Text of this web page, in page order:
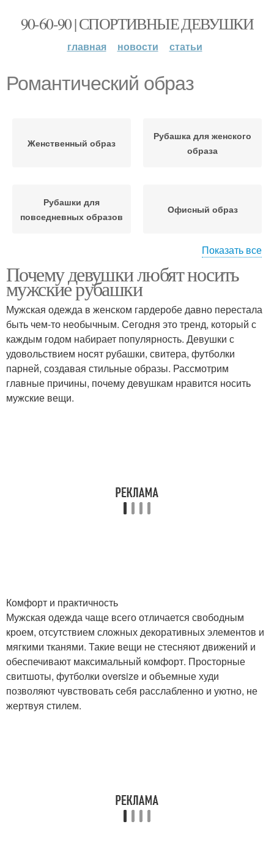
90-60-90 | СПОРТИВНЫЕ ДЕВУШКИ
главная новости статьи
Романтический образ
Женственный образ
Рубашка для женского
образа
Рубашки для
повседневных образов
Офисный образ
Праздничный образ Различные образа
Показать все
Почему девушки любят носить
мужские рубашки
Мужская одежда в женском гардеробе давно перестала
быть чем-то необычным. Сегодня это тренд, который с
каждым годом набирает популярность. Девушки с
удовольствием носят рубашки, свитера, футболки
парней, создавая стильные образы. Рассмотрим
главные причины, почему девушкам нравится носить
мужские вещи.
Комфорт и практичность
Мужская одежда чаще всего отличается свободным
кроем, отсутствием сложных декоративных элементов и
мягкими тканями. Такие вещи не стесняют движений и
обеспечивают максимальный комфорт. Просторные
свитшоты, футболки oversize и объемные худи
позволяют чувствовать себя расслабленно и уютно, не
жертвуя стилем.